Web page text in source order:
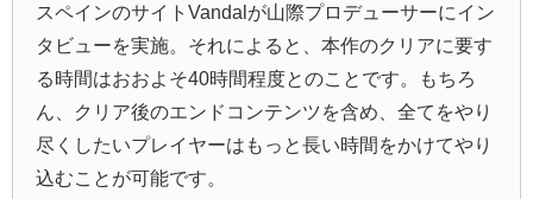
スペインのサイトVandalが山際プロデューサーにイン
タビューを実施。それによると、本作のクリアに要す
る時間はおおよそ40時間程度とのことです。もちろ
ん、クリア後のエンドコンテンツを含め、全てをやり
尽くしたいプレイヤーはもっと長い時間をかけてやり
込むことが可能です。